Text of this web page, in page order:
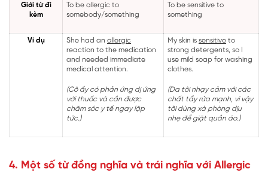
Giới từ đi
kèm
To be allergic to
somebody/something
To be sensitive to
something
Ví dụ She had an allergic
reaction to the medication
and needed immediate
medical attention.
(Cô ấy có phản ứng dị ứng
với thuốc và cần được
chăm sóc y tế ngay lập
tức.)
My skin is sensitive to
strong detergents, so I
use mild soap for washing
clothes.
(Da tôi nhạy cảm với các
chất tẩy rửa mạnh, vì vậy
tôi dùng xà phòng dịu
nhẹ để giặt quần áo.)
4. Một số từ đồng nghĩa và trái nghĩa với Allergic